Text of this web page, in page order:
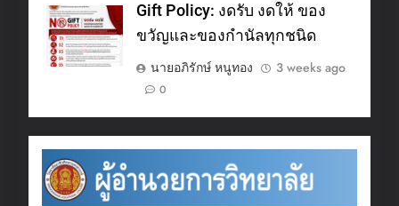
Gift Policy: งดรับ งดให้ ของ
ขวัญและของกำนัลทุกชนิด
นายอภิรักษ์ หนูทอง
3 weeks ago
0